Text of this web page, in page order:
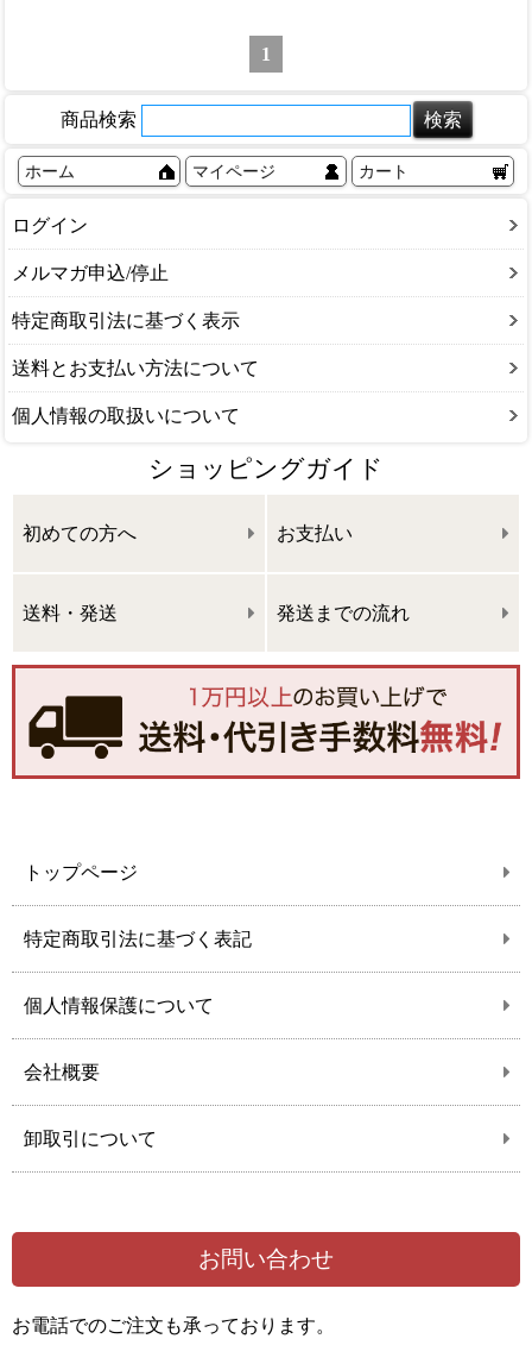
1
商品検索
ホーム マイページ カート
ログイン
メルマガ申込/停止
特定商取引法に基づく表示
送料とお支払い方法について
個人情報の取扱いについて
ショッピングガイド
初めての方へ お支払い
送料・発送 発送までの流れ
トップページ
特定商取引法に基づく表記
個人情報保護について
会社概要
卸取引について
お問い合わせ
お電話でのご注文も承っております。